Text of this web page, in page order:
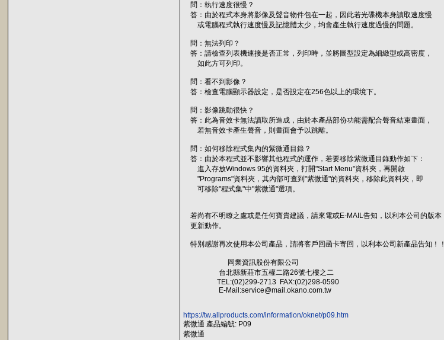
問：執行速度很慢？
答：由於程式本身將影像及聲音物件包在一起，因此若光碟機本身讀取速度慢
或電腦程式執行速度慢及記憶體太少，均會產生執行速度過慢的問題。
問：無法列印？
答：請檢查列表機連接是否正常，列印時，並將圖型設定為細緻型或高密度，
如此方可列印。
問：看不到影像？
答：檢查電腦顯示器設定，是否設定在256色以上的環境下。
問：影像跳動很快？
答：此為音效卡無法讀取所造成，由於本產品部份功能需配合聲音結束畫面，
若無音效卡產生聲音，則畫面會予以跳離。
問：如何移除程式集內的紫微通目錄？
答：由於本程式並不影響其他程式的運作，若要移除紫微通目錄動作如下：
進入存放Windows 95的資料夾，打開"Start Menu"資料夾，再開啟
"Programs"資料夾，其內部可查到"紫微通"的資料夾，移除此資料夾，即
可移除"程式集"中"紫微通"選項。
若尚有不明瞭之處或是任何寶貴建議，請來電或E-MAIL告知，以利本公司的版本
更新動作。
特別感謝再次使用本公司產品，請將客戶回函卡寄回，以利本公司新產品告知！！
岡業資訊股份有限公司
台北縣新莊市五權二路26號七樓之二
TEL:(02)299-2713 FAX:(02)298-0590
E-Mail:service@mail.okano.com.tw
https://tw.allproducts.com/information/oknet/p09.htm
紫微通 產品編號: P09
紫微通